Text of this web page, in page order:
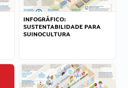
INFOGRÁFICO:
SUSTENTABILIDADE PARA
SUINOCULTURA